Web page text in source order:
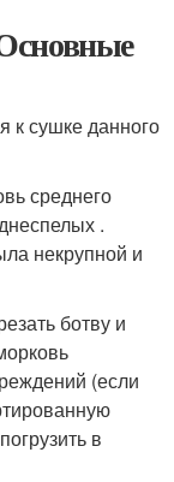
к сушке данного
среднего
.
некрупной и
ботву и
(если
в